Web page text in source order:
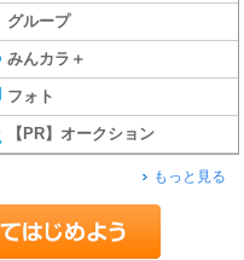
グループ
みんカラ＋
フォト
【PR】オークション
もっと見る